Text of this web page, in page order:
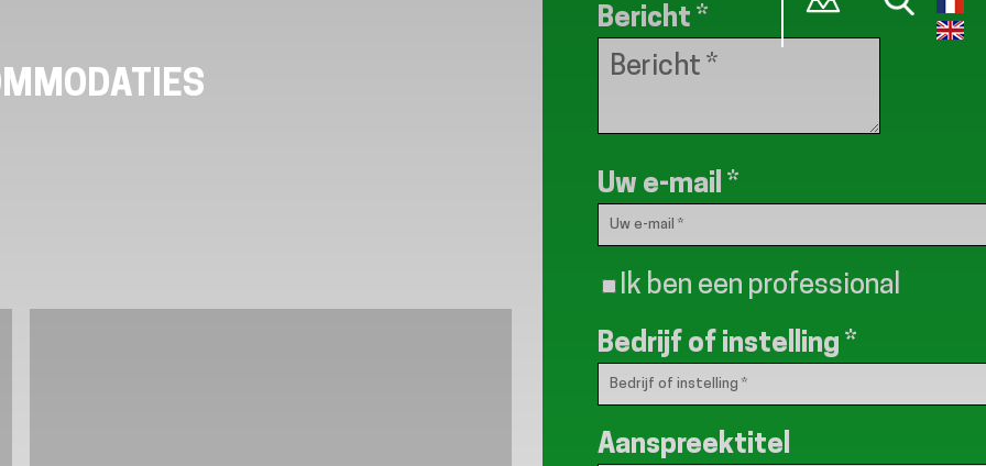
Bericht *
Uw e-mail *
Ik ben een professional
Bedrijf of instelling *
Aanspreektitel